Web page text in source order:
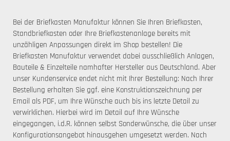
Bei der Briefkasten Manufaktur können Sie Ihren Briefkasten,
Standbriefkasten oder Ihre Briefkastenanlage bereits mit
unzähligen Anpassungen direkt im Shop bestellen! Die
Briefkasten Manufaktur verwendet dabei ausschließlich Anlagen,
Bauteile & Einzelteile namhafter Hersteller aus Deutschland. Aber
unser Kundenservice endet nicht mit Ihrer Bestellung: Nach Ihrer
Bestellung erhalten Sie ggf. eine Konstruktionszeichnung per
Email als PDF, um Ihre Wünsche auch bis ins letzte Detail zu
verwirklichen. Hierbei wird im Detail auf Ihre Wünsche
eingegangen, i.d.R. können selbst Sonderwünsche, die über unser
Konfigurationsangebot hinausgehen umgesetzt werden. Nach